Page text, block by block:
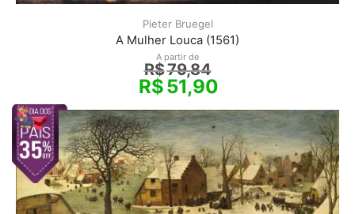
Pieter Bruegel
A Mulher Louca (1561)
A partir de
R$79,84
R$51,90